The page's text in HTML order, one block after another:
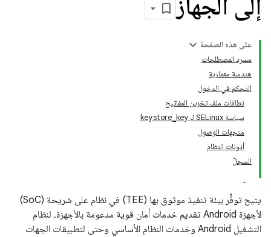
إلى الجهاز
على هذه الصفحة
مسرد المصطلحات
هندسة معمارية
التحكم في الدخول
نطاقات ملف تخزين المفاتيح
سياسة SELinux لـ keystore_key
متجهات الوصول
أذونات النظام
السجلّ
يتيح توفُّر بيئة تنفيذ موثوق بها (TEE) في نظام على شريحة (SoC)
لأجهزة Android تقديم خدمات أمان قوية مدعومة بالأجهزة، لنظام
التشغيل Android وخدمات النظام الأساسي وحتى لتطبيقات الجهات